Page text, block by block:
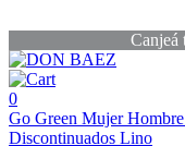
Canjeá
0
Go Green MujerHombre
Discontinuados Lino